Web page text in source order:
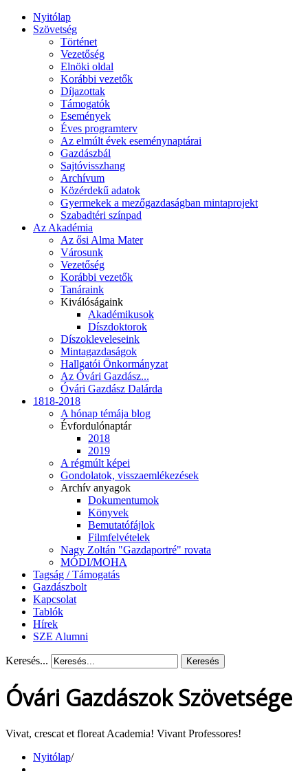
Nyitólap
Szövetség
Történet
Vezetőség
Elnöki oldal
Korábbi vezetők
Díjazottak
Támogatók
Események
Éves programterv
Az elmúlt évek eseménynaptárai
Gazdászbál
Sajtóvisszhang
Archívum
Közérdekű adatok
Gyermekek a mezőgazdaságban mintaprojekt
Szabadtéri színpad
Az Akadémia
Az ősi Alma Mater
Városunk
Vezetőség
Korábbi vezetők
Tanáraink
Kiválóságaink
Akadémikusok
Díszdoktorok
Díszokleveleseink
Mintagazdaságok
Hallgatói Önkormányzat
Az Óvári Gazdász...
Óvári Gazdász Dalárda
1818-2018
A hónap témája blog
Évfordulónaptár
2018
2019
A régmúlt képei
Gondolatok, visszaemlékezések
Archív anyagok
Dokumentumok
Könyvek
Bemutatófájlok
Filmfelvételek
Nagy Zoltán "Gazdaportré" rovata
MÓDI/MOHA
Tagság / Támogatás
Gazdászbolt
Kapcsolat
Tablók
Hírek
SZE Alumni
Keresés... Keresés
Óvári Gazdászok Szövetsége
Vivat, crescat et floreat Academia! Vivant Professores!
Nyitólap/